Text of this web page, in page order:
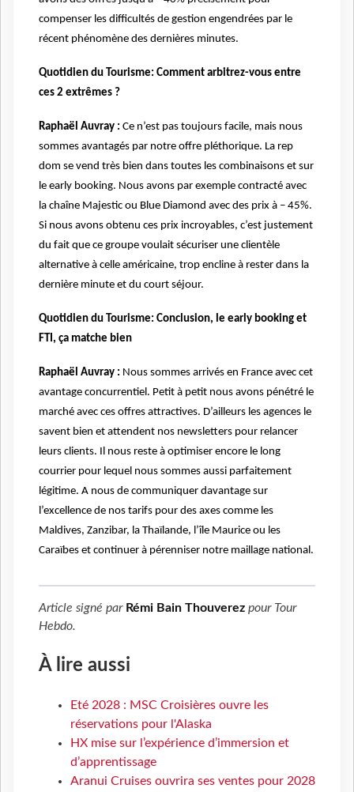
compenser les difficultés de gestion engendrées par le
récent phénomène des dernières minutes.
Quotidien du Tourisme: Comment arbitrez-vous entre
ces 2 extrêmes ?
Raphaël Auvray : Ce n’est pas toujours facile, mais nous
sommes avantagés par notre offre pléthorique. La rep
dom se vend très bien dans toutes les combinaisons et sur
le early booking. Nous avons par exemple contracté avec
la chaîne Majestic ou Blue Diamond avec des prix à – 45%.
Si nous avons obtenu ces prix incroyables, c’est justement
du fait que ce groupe voulait sécuriser une clientèle
alternative à celle américaine, trop encline à rester dans la
dernière minute et du court séjour.
Quotidien du Tourisme: Conclusion, le early booking et
FTI, ça matche bien
Raphaël Auvray : Nous sommes arrivés en France avec cet
avantage concurrentiel. Petit à petit nous avons pénétré le
marché avec ces offres attractives. D’ailleurs les agences le
savent bien et attendent nos newsletters pour relancer
leurs clients. Il nous reste à optimiser encore le long
courrier pour lequel nous sommes aussi parfaitement
légitime. A nous de communiquer davantage sur
l’excellence de nos tarifs pour des axes comme les
Maldives, Zanzibar, la Thaïlande, l’île Maurice ou les
Caraïbes et continuer à pérenniser notre maillage national.
Article signé par Rémi Bain Thouverez pour Tour
Hebdo.
À lire aussi
Eté 2028 : MSC Croisières ouvre les
réservations pour l'Alaska
HX mise sur l’expérience d’immersion et
d’apprentissage
Aranui Cruises ouvrira ses ventes pour 2028